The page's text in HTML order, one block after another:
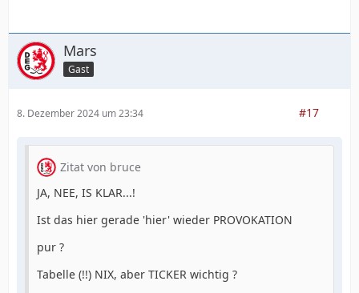
Mars
Gast
8. Dezember 2024 um 23:34 #17
Zitat von bruce
JA, NEE, IS KLAR...!
Ist das hier gerade 'hier' wieder PROVOKATION
pur ?
Tabelle (!!) NIX, aber TICKER wichtig ?